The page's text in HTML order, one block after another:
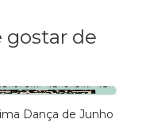
de
Dança de Junho